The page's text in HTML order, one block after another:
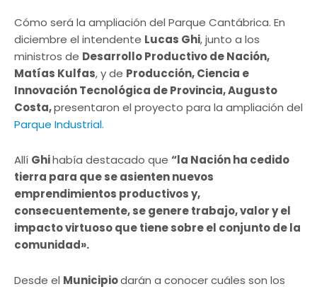
Cómo será la ampliación del Parque Cantábrica. En
diciembre el intendente Lucas Ghi, junto a los
ministros de Desarrollo Productivo de Nación,
Matías Kulfas, y de Producción, Ciencia e
Innovación Tecnológica de Provincia, Augusto
Costa,presentaron el proyecto para la ampliación del
Parque Industrial.
Allí Ghihabía destacado que “la Nación ha cedido
tierra para que se asienten nuevos
emprendimientos productivos y,
consecuentemente, se genere trabajo, valor y el
impacto virtuoso que tiene sobre el conjunto de la
comunidad».
Desde el Municipiodarán a conocer cuáles son los